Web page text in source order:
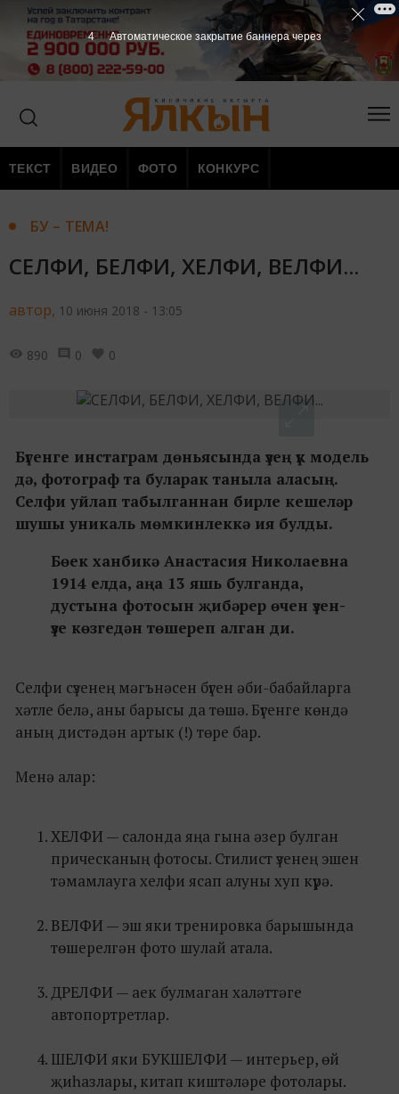
ТЕКСТ ВИДЕО ФОТО КОНКУРС
БУ – ТЕМА!
СЕЛФИ, БЕЛФИ, ХЕЛФИ, ВЕЛФИ...
автор, 10 июня 2018 - 13:05
890 0 0
Бүгенге инстаграм дөньясында үзең үк модель
дә, фотограф та буларак таныла аласың.
Селфи уйлап табылганнан бирле кешеләр
шушы уникаль мөмкинлеккә ия булды.
Бөек ханбикә Анастасия Николаевна
1914 елда, аңа 13 яшь булганда,
дустына фотосын җибәрер өчен үзен-
үзе көзгедән төшереп алган ди.
Селфи сүзенең мәгънәсен бүген әби-бабайларга
хәтле белә, аны барысы да төшә. Бүгенге көндә
аның дистәдән артык (!) төре бар.
Менә алар:
ХЕЛФИ — салонда яңа гына әзер булган
прическаның фотосы. Стилист үзенең эшен
тәмамлауга хелфи ясап алуны хуп күрә.
ВЕЛФИ — эш яки тренировка барышында
төшерелгән фото шулай атала.
ДРЕЛФИ — аек булмаган халәттәге
автопортретлар.
ШЕЛФИ яки БУКШЕЛФИ — интерьер, өй
җиһазлары, китап киштәләре фотолары.
3 Автоматическое закрытие баннера через